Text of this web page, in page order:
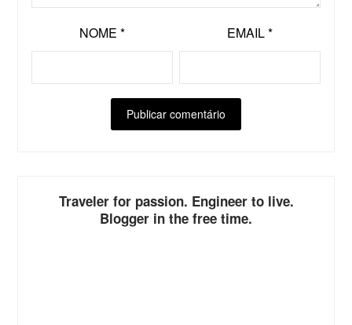
NOME * EMAIL*
Traveler for passion. Engineer to live.
Blogger in the free time.